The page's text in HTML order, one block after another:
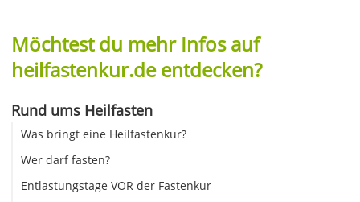
Möchtest du mehr Infos auf
heilfastenkur.de entdecken?
Rund ums Heilfasten
Was bringt eine Heilfastenkur?
Wer darf fasten?
Entlastungstage VOR der Fastenkur